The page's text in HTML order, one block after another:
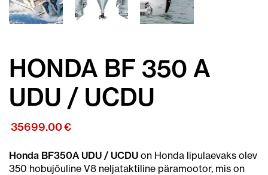
HONDA BF 350 A
UDU / UCDU
35699.00€
Honda BF350A UDU / UCDU on Honda lipulaevaks olev
350 hobujõuline V8 neljataktiline päramootor, mis on